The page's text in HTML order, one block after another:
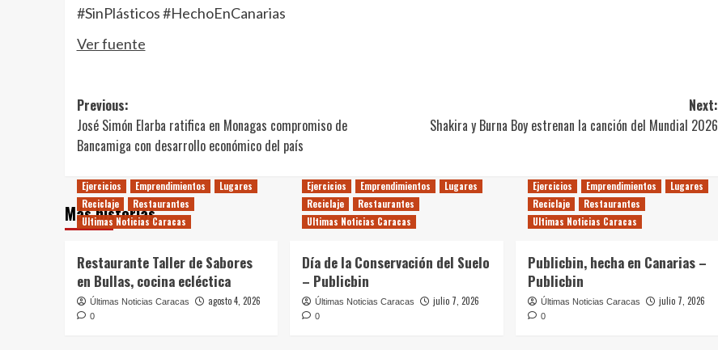
#SinPlásticos #HechoEnCanarias
Ver fuente
Post
navigation
Previous:
José Simón Elarba ratifica en Monagas compromiso de
Bancamiga con desarrollo económico del país
Next:
Shakira y Burna Boy estrenan la canción del Mundial 2026
Más historias
Ejercicios Emprendimientos
Lugares
Reciclaje
Restaurantes
Ultimas Noticias Caracas
Restaurante Taller de Sabores
en Bullas, cocina ecléctica
Últimas Noticias Caracas agosto 4, 2026
0
Ejercicios Emprendimientos
Lugares
Reciclaje
Restaurantes
Ultimas Noticias Caracas
Día de la Conservación del Suelo
– Publicbin
Últimas Noticias Caracas julio 7, 2026
0
Ejercicios Emprendimientos
Lugares
Reciclaje
Restaurantes
Ultimas Noticias Caracas
Publicbin, hecha en Canarias –
Publicbin
Últimas Noticias Caracas julio 7, 2026
0